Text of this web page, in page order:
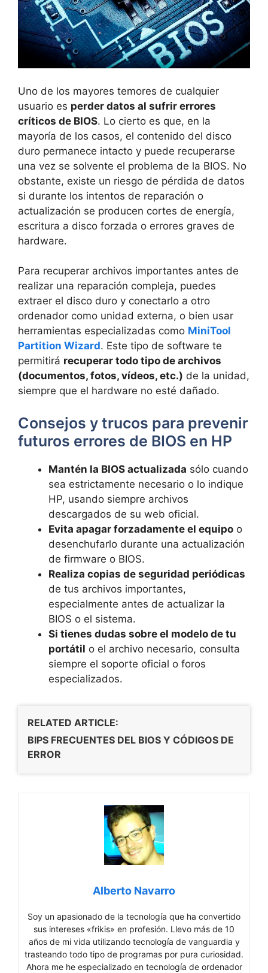
Uno de los mayores temores de cualquier
usuario es perder datos al sufrir errores
críticos de BIOS. Lo cierto es que, en la
mayoría de los casos, el contenido del disco
duro permanece intacto y puede recuperarse
una vez se solvente el problema de la BIOS. No
obstante, existe un riesgo de pérdida de datos
si durante los intentos de reparación o
actualización se producen cortes de energía,
escritura a disco forzada o errores graves de
hardware.
Para recuperar archivos importantes antes de
realizar una reparación compleja, puedes
extraer el disco duro y conectarlo a otro
ordenador como unidad externa, o bien usar
herramientas especializadas como MiniTool
Partition Wizard. Este tipo de software te
permitirá recuperar todo tipo de archivos
(documentos, fotos, vídeos, etc.) de la unidad,
siempre que el hardware no esté dañado.
Consejos y trucos para prevenir
futuros errores de BIOS en HP
Mantén la BIOS actualizada sólo cuando
sea estrictamente necesario o lo indique
HP, usando siempre archivos
descargados de su web oficial.
Evita apagar forzadamente el equipo o
desenchufarlo durante una actualización
de firmware o BIOS.
Realiza copias de seguridad periódicas
de tus archivos importantes,
especialmente antes de actualizar la
BIOS o el sistema.
Si tienes dudas sobre el modelo de tu
portátil o el archivo necesario, consulta
siempre el soporte oficial o foros
especializados.
RELATED ARTICLE:
BIPS FRECUENTES DEL BIOS Y CÓDIGOS DE
ERROR
Alberto Navarro
Soy un apasionado de la tecnología que ha convertido
sus intereses «frikis» en profesión. Llevo más de 10
años de mi vida utilizando tecnología de vanguardia y
trasteando todo tipo de programas por pura curiosidad.
Ahora me he especializado en tecnología de ordenador